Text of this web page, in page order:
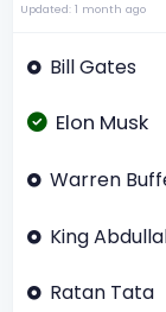
Updated: 1 month ago
Bill Gates
Elon Musk
Warren
King
Ratan Tata